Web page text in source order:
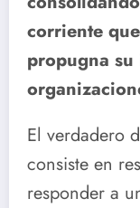
corriente
propugna
El verdadero
consiste en
responder a